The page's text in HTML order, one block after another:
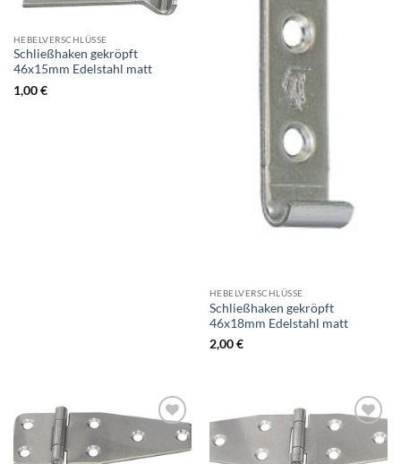
HEBELVERSCHLÜSSE
Schließhaken gekröpft
46x15mm Edelstahl matt
1,00€
HEBELVERSCHLÜSSE
Schließhaken gekröpft
46x18mm Edelstahl matt
2,00€